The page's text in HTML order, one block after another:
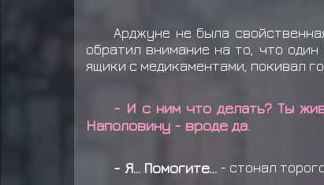
Арджуне не была
обратил внимание на то, что
ящики с медикаментами, покивал
- И с ним что делать? Ты
Наполовину - вроде да.
- Я... Помогите... - стонал